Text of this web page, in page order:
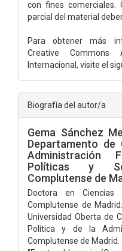
con fines comerciales.
parcial del material
Para obtener más
Creative Commons
Internacional, visite el
Biografía del autor/a
Gema Sánchez
Departamento
Administración
Políticas y
Complutense de
Doctora en Ciencias
Complutense de
Universidad Oberta de
Política y de la
Complutense de